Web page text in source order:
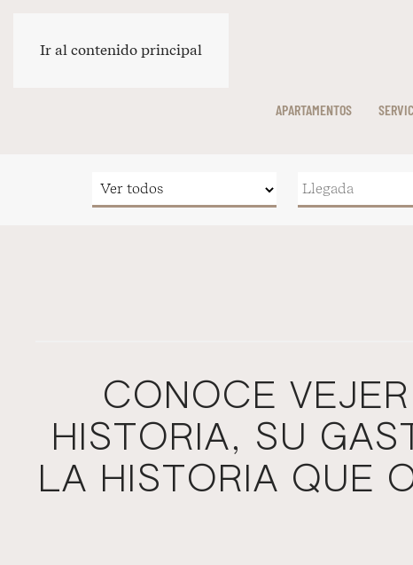
Ir al contenido principal
APARTAMENTOS
CONOCE
HISTORIA, SU
LA HISTORIA QUE